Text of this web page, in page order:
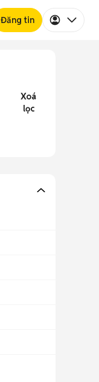
Đăng tin
Xoá
lọc